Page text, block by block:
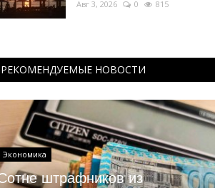
Авг 3, 2026 0 815
РЕКОМЕНДУЕМЫЕ НОВОСТИ
Экономика
штрафников из